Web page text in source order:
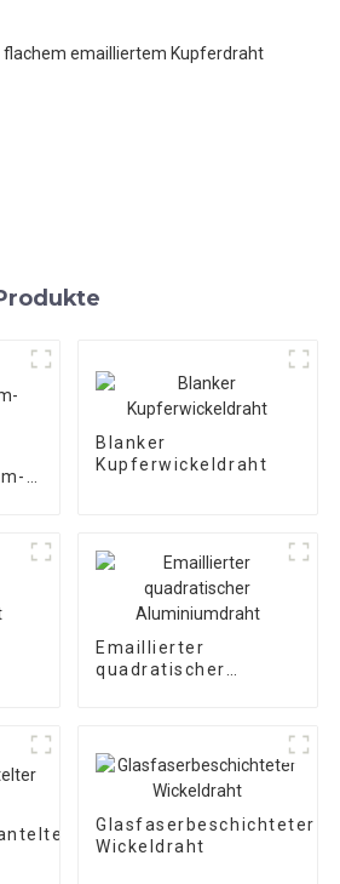
Blanker
Kupferwickeldraht
Emaillierter
quadratischer
Glasfaserbeschichteter
Wickeldraht